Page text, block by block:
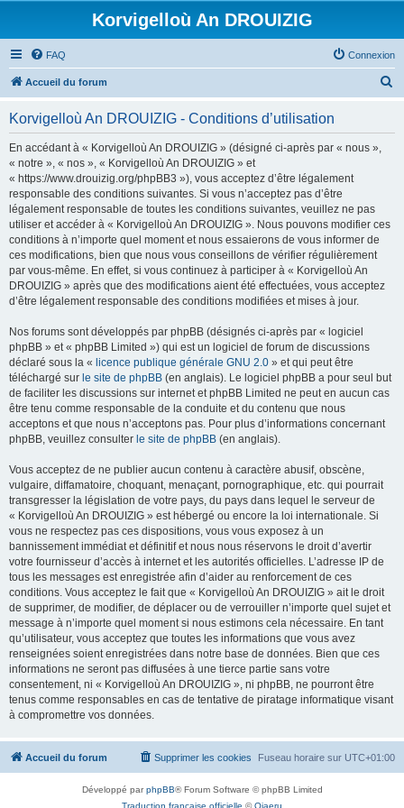
Korvigelloù An DROUIZIG
FAQ Connexion
Accueil du forum
Korvigelloù An DROUIZIG - Conditions d’utilisation
En accédant à « Korvigelloù An DROUIZIG » (désigné ci-après par « nous »,
« notre », « nos », « Korvigelloù An DROUIZIG » et
« https://www.drouizig.org/phpBB3 »), vous acceptez d’être légalement
responsable des conditions suivantes. Si vous n’acceptez pas d’être
légalement responsable de toutes les conditions suivantes, veuillez ne pas
utiliser et accéder à « Korvigelloù An DROUIZIG ». Nous pouvons modifier ces
conditions à n’importe quel moment et nous essaierons de vous informer de
ces modifications, bien que nous vous conseillons de vérifier régulièrement
par vous-même. En effet, si vous continuez à participer à « Korvigelloù An
DROUIZIG » après que des modifications aient été effectuées, vous acceptez
d’être légalement responsable des conditions modifiées et mises à jour.
Nos forums sont développés par phpBB (désignés ci-après par « logiciel
phpBB » et « phpBB Limited ») qui est un logiciel de forum de discussions
déclaré sous la « licence publique générale GNU 2.0 » et qui peut être
téléchargé sur le site de phpBB (en anglais). Le logiciel phpBB a pour seul but
de faciliter les discussions sur internet et phpBB Limited ne peut en aucun cas
être tenu comme responsable de la conduite et du contenu que nous
acceptons et que nous n’acceptons pas. Pour plus d’informations concernant
phpBB, veuillez consulter le site de phpBB (en anglais).
Vous acceptez de ne publier aucun contenu à caractère abusif, obscène,
vulgaire, diffamatoire, choquant, menaçant, pornographique, etc. qui pourrait
transgresser la législation de votre pays, du pays dans lequel le serveur de
« Korvigelloù An DROUIZIG » est hébergé ou encore la loi internationale. Si
vous ne respectez pas ces dispositions, vous vous exposez à un
bannissement immédiat et définitif et nous nous réservons le droit d’avertir
votre fournisseur d’accès à internet et les autorités officielles. L’adresse IP de
tous les messages est enregistrée afin d’aider au renforcement de ces
conditions. Vous acceptez le fait que « Korvigelloù An DROUIZIG » ait le droit
de supprimer, de modifier, de déplacer ou de verrouiller n’importe quel sujet et
message à n’importe quel moment si nous estimons cela nécessaire. En tant
qu’utilisateur, vous acceptez que toutes les informations que vous avez
renseignées soient enregistrées dans notre base de données. Bien que ces
informations ne seront pas diffusées à une tierce partie sans votre
consentement, ni « Korvigelloù An DROUIZIG », ni phpBB, ne pourront être
tenus comme responsables en cas de tentative de piratage informatique visant
à compromettre vos données.
Accueil du forum Fuseau horaire sur UTC+01:00
Supprimer les cookies
Développé parphpBB® Forum Software © phpBB Limited
Traduction française officielle ©Qiaeru